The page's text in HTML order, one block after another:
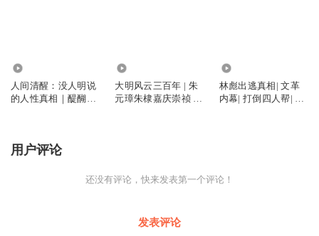
人间清醒：没人明说
的人性真相｜醍醐灌
大明风云三百年 | 朱
元璋朱棣嘉庆崇祯 |
林彪出逃真相| 文革
内幕| 打倒四人帮| 毛
用户评论
还没有评论，快来发表第一个评论！
发表评论